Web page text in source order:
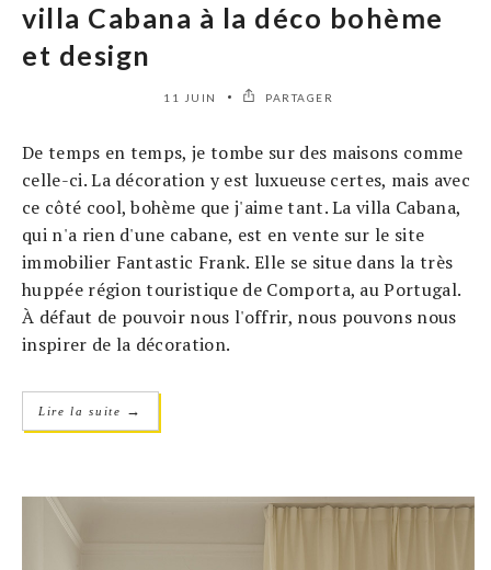
villa Cabana à la déco bohème
et design
11 JUIN PARTAGER
De temps en temps, je tombe sur des maisons comme
celle-ci. La décoration y est luxueuse certes, mais avec
ce côté cool, bohème que j'aime tant. La villa Cabana,
qui n'a rien d'une cabane, est en vente sur le site
immobilier Fantastic Frank. Elle se situe dans la très
huppée région touristique de Comporta, au Portugal.
À défaut de pouvoir nous l'offrir, nous pouvons nous
inspirer de la décoration.
Lire la suite →